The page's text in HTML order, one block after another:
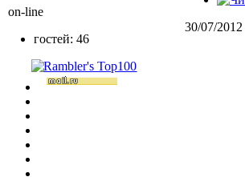
30/07/
on-line
гостей: 46